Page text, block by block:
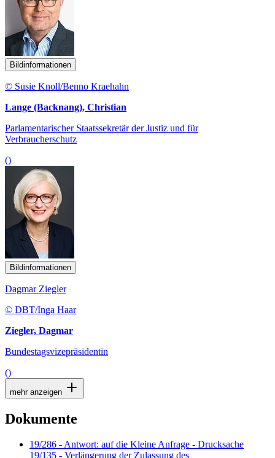
Bildinformationen
© Susie Knoll/Benno Kraehahn
Lange (Backnang), Christian
Parlamentarischer Staatssekretär der Justiz und für
Verbraucherschutz
()
Bildinformationen
Dagmar Ziegler
© DBT/Inga Haar
Ziegler, Dagmar
Bundestagsvizepräsidentin
()
mehr anzeigen
Dokumente
19/286 - Antwort: auf die Kleine Anfrage - Drucksache
19/135 - Verlängerung der Zulassung des